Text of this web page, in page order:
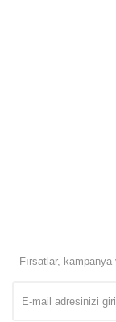
Fırsatlar,